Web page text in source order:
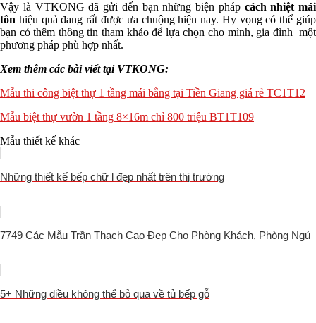
Vậy là VTKONG đã gửi đến bạn những biện pháp cách nhiệt mái
tôn hiệu quả đang rất được ưa chuộng hiện nay. Hy vọng có thể giúp
bạn có thêm thông tin tham khảo để lựa chọn cho mình, gia đình một
phương pháp phù hợp nhất.
Xem thêm các bài viết tại VTKONG:
Mẫu thi công biệt thự 1 tầng mái bằng tại Tiền Giang giá rẻ TC1T12
Mẫu biệt thự vườn 1 tầng 8×16m chỉ 800 triệu BT1T109
Mẫu thiết kế khác
Những thiết kế bếp chữ l đẹp nhất trên thị trường
7749 Các Mẫu Trần Thạch Cao Đẹp Cho Phòng Khách, Phòng Ngủ
5+ Những điều không thể bỏ qua về tủ bếp gỗ